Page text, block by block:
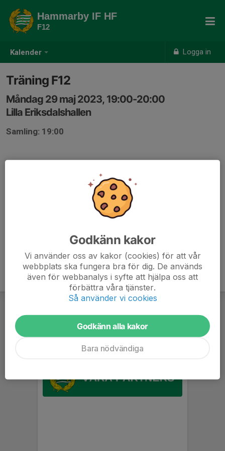
Kalender Logga in
Hammarby IF HF
F12
Träning F12
Måndag 29 maj 2023, 19:00-20:00
Lilla Eriksdalshallen
Samling: 19:00
Godkänn kakor
Vi använder oss av kakor (cookies) för att vår
webbplats ska fungera bra för dig. De används
även för webbanalys i syfte att hjälpa oss att
förbättra våra tjänster.
Så använder vi cookies
Godkänn alla kakor
Bara nödvändiga